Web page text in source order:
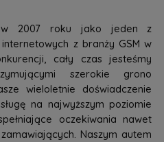
w 2007 roku jako jeden z
z branży GSM w
cały czas jesteśmy
szerokie grono
wieloletnie doświadczenie
na najwyższym poziomie
oczekiwania nawet
Naszym autem